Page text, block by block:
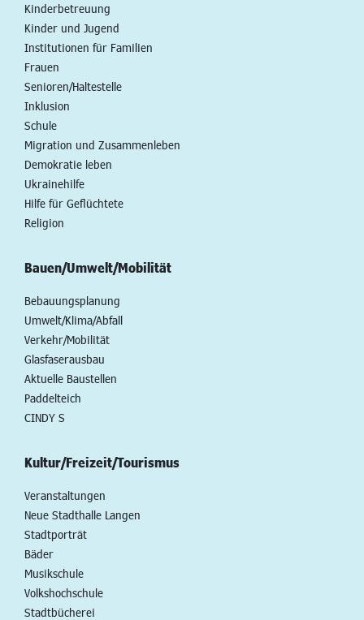
Kinderbetreuung
Kinder und Jugend
Institutionen für Familien
Frauen
Senioren/Haltestelle
Inklusion
Schule
Migration und Zusammenleben
Demokratie leben
Ukrainehilfe
Hilfe für Geflüchtete
Religion
Bauen/Umwelt/Mobilität
Bebauungsplanung
Umwelt/Klima/Abfall
Verkehr/Mobilität
Glasfaserausbau
Aktuelle Baustellen
Paddelteich
CINDY S
Kultur/Freizeit/Tourismus
Veranstaltungen
Neue Stadthalle Langen
Stadtporträt
Bäder
Musikschule
Volkshochschule
Stadtbücherei